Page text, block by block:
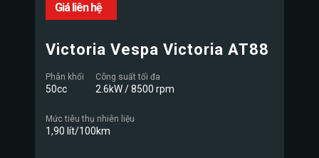
Giá liên hệ
Victoria Vespa Victoria AT88
Phân khối
50cc
Công suất tối đa
2.6kW / 8500 rpm
Mức tiêu thụ nhiên liệu
1,90 lít/100km